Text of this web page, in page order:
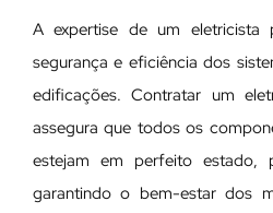
A expertise de um eletricista
segurança e eficiência dos
edificações. Contratar um
assegura que todos os
estejam em perfeito estado,
garantindo o bem-estar dos